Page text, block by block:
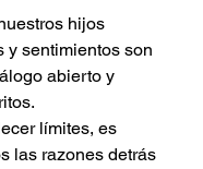
hijos
y sentimientos son
abierto y
límites, es
las razones detrás